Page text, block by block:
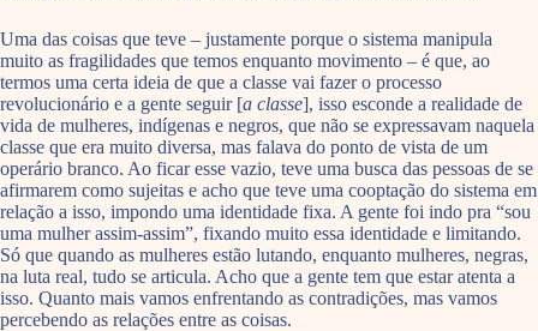
Uma das coisas que teve – justamente porque o sistema manipula
muito as fragilidades que temos enquanto movimento – é que, ao
termos uma certa ideia de que a classe vai fazer o processo
revolucionário e a gente seguir [a classe], isso esconde a realidade de
vida de mulheres, indígenas e negros, que não se expressavam naquela
classe que era muito diversa, mas falava do ponto de vista de um
operário branco. Ao ficar esse vazio, teve uma busca das pessoas de se
afirmarem como sujeitas e acho que teve uma cooptação do sistema em
relação a isso, impondo uma identidade fixa. A gente foi indo pra “sou
uma mulher assim-assim”, fixando muito essa identidade e limitando.
Só que quando as mulheres estão lutando, enquanto mulheres, negras,
na luta real, tudo se articula. Acho que a gente tem que estar atenta a
isso. Quanto mais vamos enfrentando as contradições, mas vamos
percebendo as relações entre as coisas.